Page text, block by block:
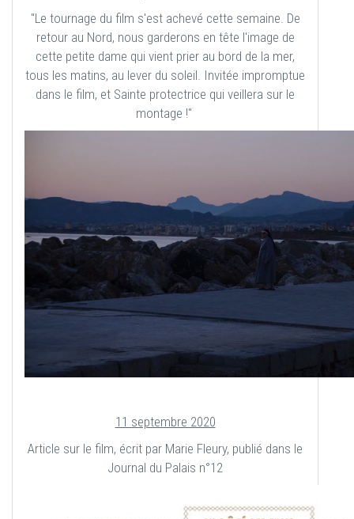
"Le tournage du film s'est achevé cette semaine. De
retour au Nord, nous garderons en tête l'image de
cette petite dame qui vient prier au bord de la mer,
tous les matins, au lever du soleil. Invitée impromptue
dans le film, et Sainte protectrice qui veillera sur le
montage !"
11 septembre 2020
Article sur le film, écrit par Marie Fleury, publié dans le
Journal du Palais n°12